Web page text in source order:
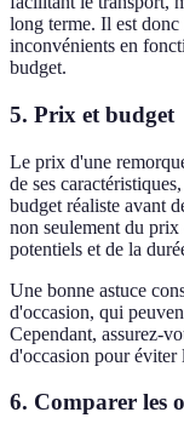
long terme. Il est donc
inconvénients en
budget.
5. Prix et budget
Le prix d'une
de ses
budget réaliste avant
non seulement du prix
potentiels et de la
Une bonne astuce
d'occasion, qui
Cependant, assurez-
d'occasion pour éviter
6. Comparer les